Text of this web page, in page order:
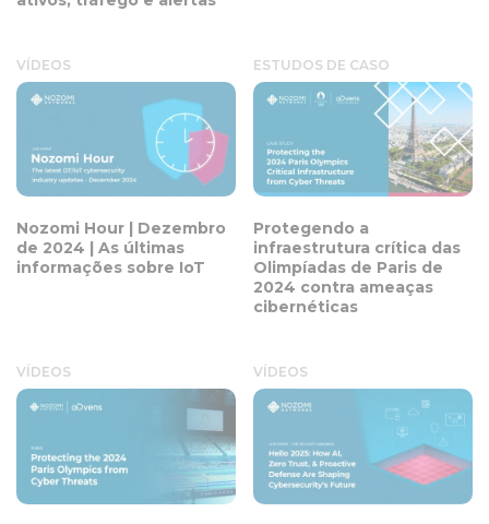
VÍDEOS
Nozomi Hour | Dezembro
de 2024 | As últimas
informações sobre IoT
ESTUDOS DE CASO
Protegendo a
infraestrutura crítica das
Olimpíadas de Paris de
2024 contra ameaças
cibernéticas
VÍDEOS VÍDEOS